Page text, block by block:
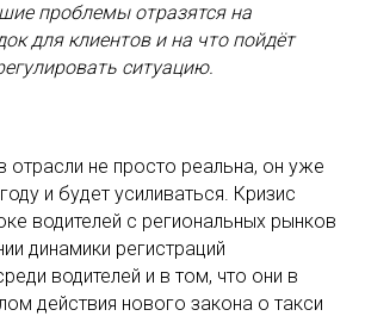
проблемы отразятся на
для клиентов и на что пойдёт
ситуацию.
отрасли не просто реальна, он уже
и будет усиливаться. Кризис
водителей с региональных рынков
динамики регистраций
водителей и в том, что они в
действия нового закона о такси